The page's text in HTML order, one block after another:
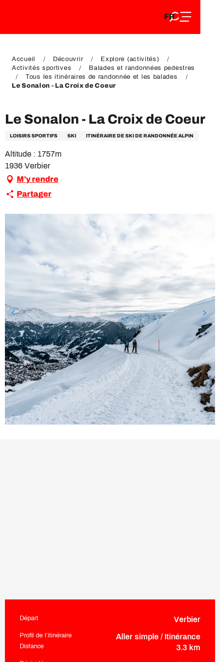
DE
FR
EN
Accueil Découvrir
Explore (activités)
Activités sportives
Balades et randonnées pedestres
Tous les itinéraires de randonnée et les balades
Le Sonalon - La Croix de Coeur
Le Sonalon - La Croix de Coeur
LOISIRS SPORTIFS SKI ITINÉRAIRE DE SKI DE RANDONNÉE ALPIN
Altitude : 1757m
1936 Verbier
M'y rendre
Partager
Informations pratiques
Départ Verbier
Profil de l’itinéraire Aller simple / Itinérance
Distance 3.3 km